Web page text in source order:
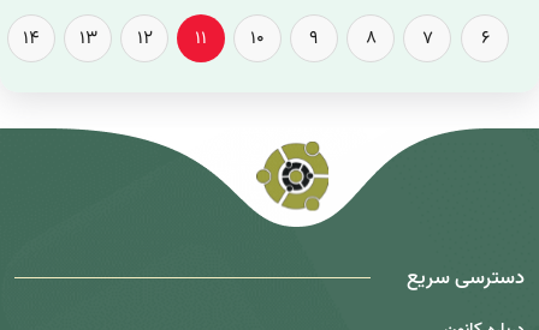
6
7
8
9
10
11
12
13
14
دسترسی سریع